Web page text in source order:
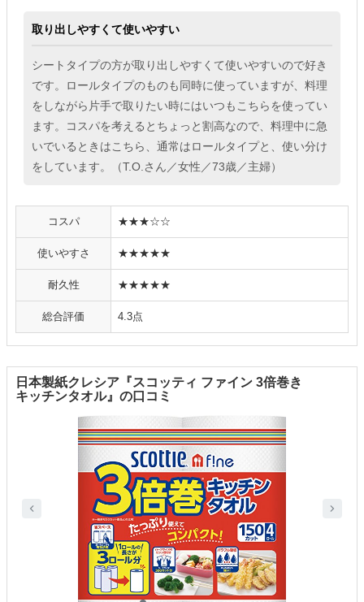
取り出しやすくて使いやすい
シートタイプの方が取り出しやすくて使いやすいので好き
です。ロールタイプのものも同時に使っていますが、料理
をしながら片手で取りたい時にはいつもこちらを使ってい
ます。コスパを考えるとちょっと割高なので、料理中に急
いでいるときはこちら、通常はロールタイプと、使い分け
をしています。（T.O.さん／女性／73歳／主婦）
コスパ ★★★☆☆
使いやすさ ★★★★★
耐久性 ★★★★★
総合評価 4.3点
日本製紙クレシア『スコッティ ファイン 3倍巻き
キッチンタオル』の口コミ